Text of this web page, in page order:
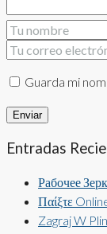
Guarda mi
Entradas
Рабочее
Παίξτε
Zagraj W